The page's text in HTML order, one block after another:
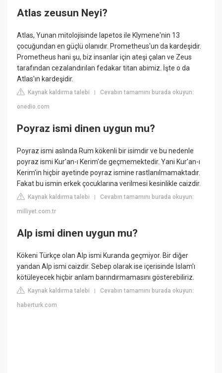
Atlas zeusun Neyi?
Atlas, Yunan mitolojisinde Iapetos ile Klymene'nin 13
çocuğundan en güçlü olanıdır. Prometheus'un da kardeşidir.
Prometheus hani şu, biz insanlar için ateşi çalan ve Zeus
tarafından cezalandırılan fedakar titan abimiz. İşte o da
Atlas'ın kardeşidir.
Kaynak kaldırma talebi |Cevabın tamamını burada okuyun:
onedio.com
Poyraz ismi dinen uygun mu?
Poyraz ismi aslında Rum kökenli bir isimdir ve bu nedenle
poyraz ismi Kur'an-ı Kerim'de geçmemektedir. Yani Kur'an-ı
Kerim'in hiçbir ayetinde poyraz ismine rastlanılmamaktadır.
Fakat bu ismin erkek çocuklarına verilmesi kesinlikle caizdir.
Kaynak kaldırma talebi |Cevabın tamamını burada okuyun:
milliyet.com.tr
Alp ismi dinen uygun mu?
Kökeni Türkçe olan Alp ismi Kuranda geçmiyor. Bir diğer
yandan Alp ismi caizdir. Sebep olarak ise içerisinde İslam'ı
kötüleyecek hiçbir anlam barındırmamasını gösterebiliriz.
Kaynak kaldırma talebi |Cevabın tamamını burada okuyun:
haberturk.com